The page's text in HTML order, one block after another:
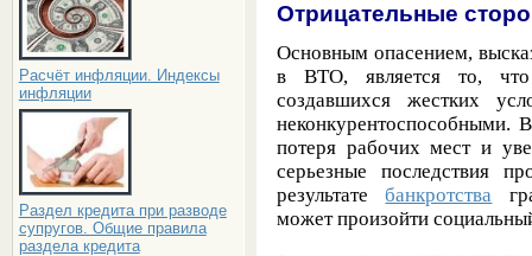
Расчёт инфляции. Индексы
инфляции
Раздел кредита при разводе
супругов. Общие правила
раздела кредита
Отрицательные
Основным опасением,
в ВТО, является то, что
создавшихся жестких
неконкурентоспособными.
потеря рабочих мест и
серьезные последствия
результатебанкротства
может произойти